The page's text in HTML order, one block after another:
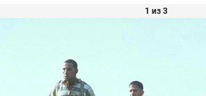
1 из 3